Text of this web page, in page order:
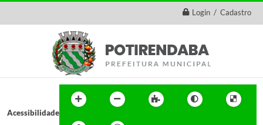
Login / Cadastro
Acessibilidade